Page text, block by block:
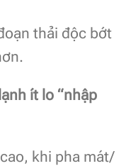
thải độc bớt
ít lo “nhập
khi pha mát/